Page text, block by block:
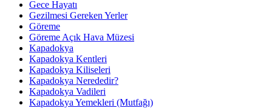
Gece Hayatı
Gezilmesi Gereken Yerler
Göreme
Göreme Açık Hava Müzesi
Kapadokya
Kapadokya Kentleri
Kapadokya Kiliseleri
Kapadokya Nerededir?
Kapadokya Vadileri
Kapadokya Yemekleri (Mutfağı)